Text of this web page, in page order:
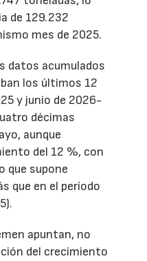
de 129.232
mes de 2025.
datos acumulados
los últimos 12
y junio de 2026-
décimas
aunque
del 12 %, con
que supone
que en el período
apuntan, no
del crecimiento